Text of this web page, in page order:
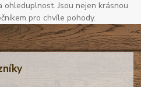
Jsou nejen krásnou
pro chvíle pohody.